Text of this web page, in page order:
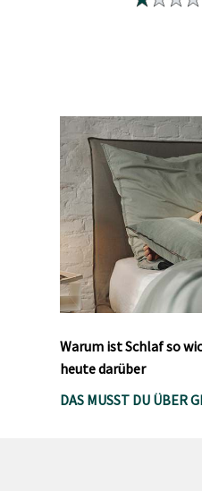
Warum ist Schlaf so
heute darüber
DAS MUSST DU ÜBER